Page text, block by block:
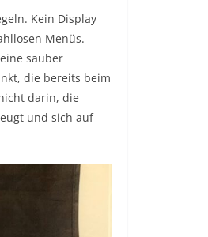
Kein Display
Menüs.
sauber
die bereits beim
darin, die
und sich auf